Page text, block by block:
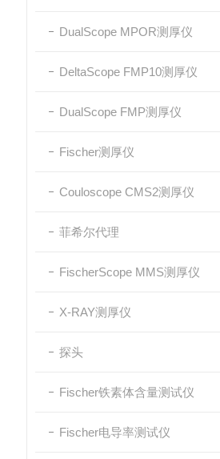
DualScope MPOR测厚仪
DeltaScope FMP10测厚仪
DualScope FMP测厚仪
Fischer测厚仪
Couloscope CMS2测厚仪
菲希尔代理
FischerScope MMS测厚仪
X-RAY测厚仪
探头
Fischer铁素体含量测试仪
Fischer电导率测试仪